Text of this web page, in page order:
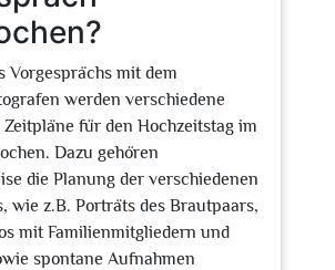
Vorgesprächs mit dem
werden verschiedene
für den Hochzeitstag im
Dazu gehören
die Planung der verschiedenen
wie z.B. Porträts des Brautpaars,
mit Familienmitgliedern und
spontane Aufnahmen